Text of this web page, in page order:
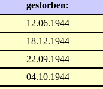
gestorben:
12.06.1944
18.12.1944
22.09.1944
04.10.1944